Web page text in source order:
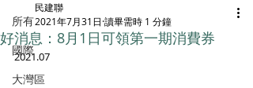
所有
國際
大灣區
好消息：8月1日可領第一期消費券
民建聯
2021年7月31日 讀畢需時 1 分鐘
2021.07